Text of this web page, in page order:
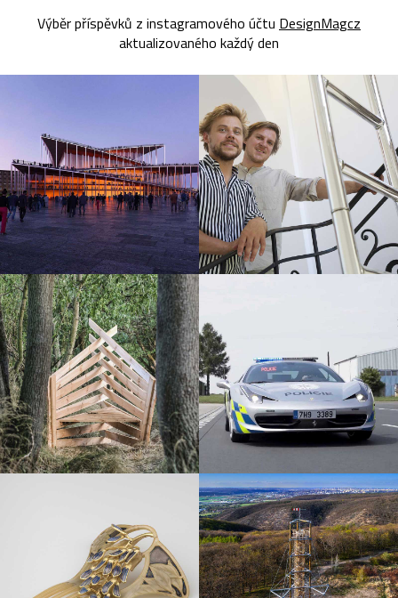
Výběr příspěvků z instagramového účtu DesignMagcz
aktualizovaného každý den